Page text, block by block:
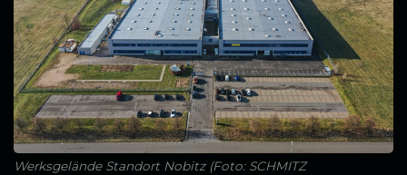
Werksgelände Standort Nobitz (Foto: SCHMITZ